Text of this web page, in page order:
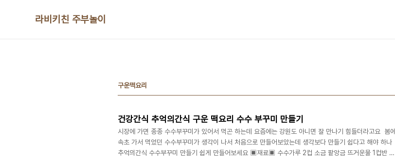
라비키친 주부놀이
구운떡요리
건강간식 추억의간식 구운 떡요리 수수 부꾸미 만들기
시장에 가면 종종 수수부꾸미가 있어서 먹곤 하는데 요즘에는 강원도 아니면 잘 만나기 힘들더라고요 ​ 봄에
속초 가서 먹었던 수수부꾸미가 생각이 나서 처음으로 만들어보았는데 생각보다 만들기 쉽다고 해야 하나
추억의간식 수수부꾸미 만들기 쉽게 만들어보세요 ▣재료▣ 수수가루 2컵 소금 팥앙금 뜨거운물 1컵반 식